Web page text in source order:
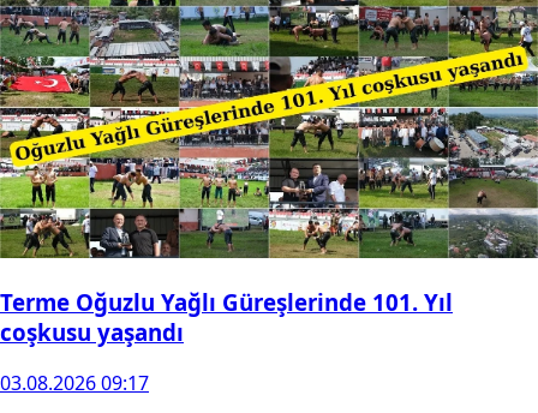
Terme Oğuzlu Yağlı Güreşlerinde 101. Yıl
coşkusu yaşandı
03.08.2026 09:17